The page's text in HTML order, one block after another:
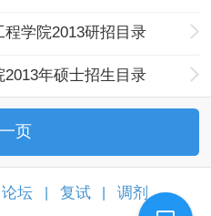
学院2013研招目录
年硕士招生目录
页
论坛 复试 调剂